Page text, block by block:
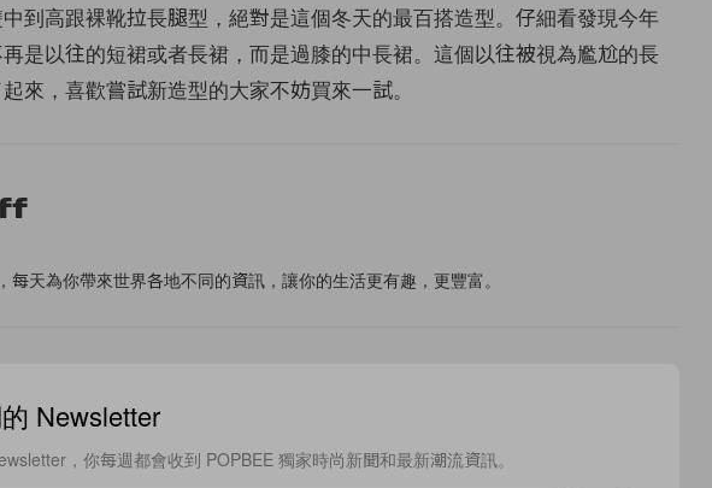
到高跟裸靴拉長腿型，絕對是這個冬天的最百搭造型。仔細看發現今年
是以往的短裙或者長裙，而是過膝的中長裙。這個以往被視為尷尬的長
來，喜歡嘗試新造型的大家不妨買來一試。
每天為你帶來世界各地不同的資訊，讓你的生活更有趣，更豐富。
Newsletter
，你每週都會收到 POPBEE 獨家時尚新聞和最新潮流資訊。